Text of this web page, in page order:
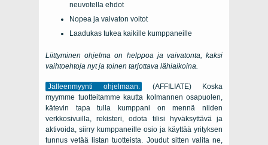
neuvotella ehdot
Nopea ja vaivaton voitot
Laadukas tukea kaikille kumppaneille
Liittyminen ohjelma on helppoa ja vaivatonta, kaksi
vaihtoehtoja nyt ja toinen tarjottava lähiaikoina.
Jälleenmyynti ohjelmaan. (AFFILIATE) Koska
myymme tuotteitamme kautta kolmannen osapuolen,
kätevin tapa tulla kumppani on mennä niiden
verkkosivuilla, rekisteri, odota tilisi hyväksyttävä ja
aktivoida, siirry kumppaneille osio ja käyttää yrityksen
tunnus vetää listan tuotteista. Joudut sitten valita ne,